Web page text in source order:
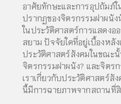
อาศัยทักษะและการอุปถัมภ์ใ
ปรากฏของจิตรกรรมฝาผนั
ในประวัติศาสตร์การแสดงอ
สยาม ปัจจัยใดที่อยู่เบื้องหลั
ประวัติศาสตร์สังคมในขณะ
จิตรกรรมฝาผนัง? และจิตร
เราเกี่ยวกับประวัติศาสตร์สั
นี้มีการฉายภาพจากสถานที่